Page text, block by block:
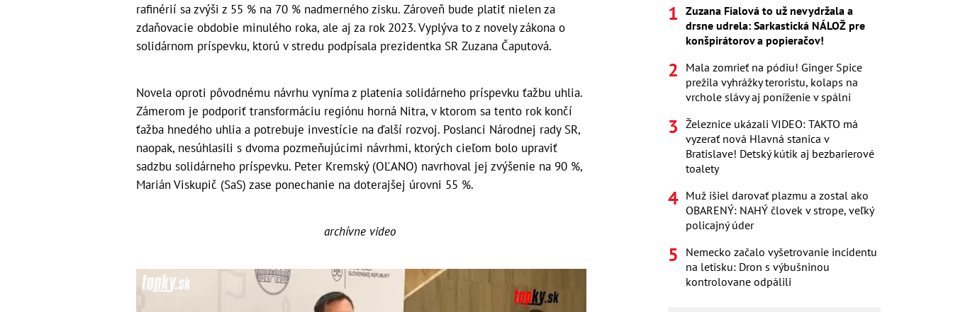
rafinérií sa zvýši z 55 % na 70 % nadmerného zisku. Zároveň bude platiť nielen za
zdaňovacie obdobie minulého roka, ale aj za rok 2023. Vyplýva to z novely zákona o
solidárnom príspevku, ktorú v stredu podpísala prezidentka SR Zuzana Čaputová.
Novela oproti pôvodnému návrhu vyníma z platenia solidárneho príspevku ťažbu uhlia.
Zámerom je podporiť transformáciu regiónu horná Nitra, v ktorom sa tento rok končí
ťažba hnedého uhlia a potrebuje investície na ďalší rozvoj. Poslanci Národnej rady SR,
naopak, nesúhlasili s dvoma pozmeňujúcimi návrhmi, ktorých cieľom bolo upraviť
sadzbu solidárneho príspevku. Peter Kremský (OĽANO) navrhoval jej zvýšenie na 90 %,
Marián Viskupič (SaS) zase ponechanie na doterajšej úrovni 55 %.
archívne video
Zuzana Fialová to už nevydržala a
drsne udrela: Sarkastická NÁLOŽ pre
konšpirátorov a popieračov!
Mala zomrieť na pódiu! Ginger Spice
prežila vyhrážky teroristu, kolaps na
vrchole slávy aj poníženie v spálni
Železnice ukázali VIDEO: TAKTO má
vyzerať nová Hlavná stanica v
Bratislave! Detský kútik aj bezbarierové
toalety
Muž išiel darovať plazmu a zostal ako
OBARENÝ: NAHÝ človek v strope, veľký
policajný úder
Nemecko začalo vyšetrovanie incidentu
na letisku: Dron s výbušninou
kontrolovane odpálili